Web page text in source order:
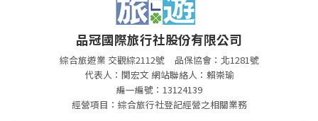
品冠國際旅行社股份有限公司
綜合旅遊業 交觀綜2112號
品保協會：北1281號
代表人：関宏文 網站聯絡人：賴崇瑜
編一編號：13124139
經營項目：綜合旅行社登記經營之相關業務